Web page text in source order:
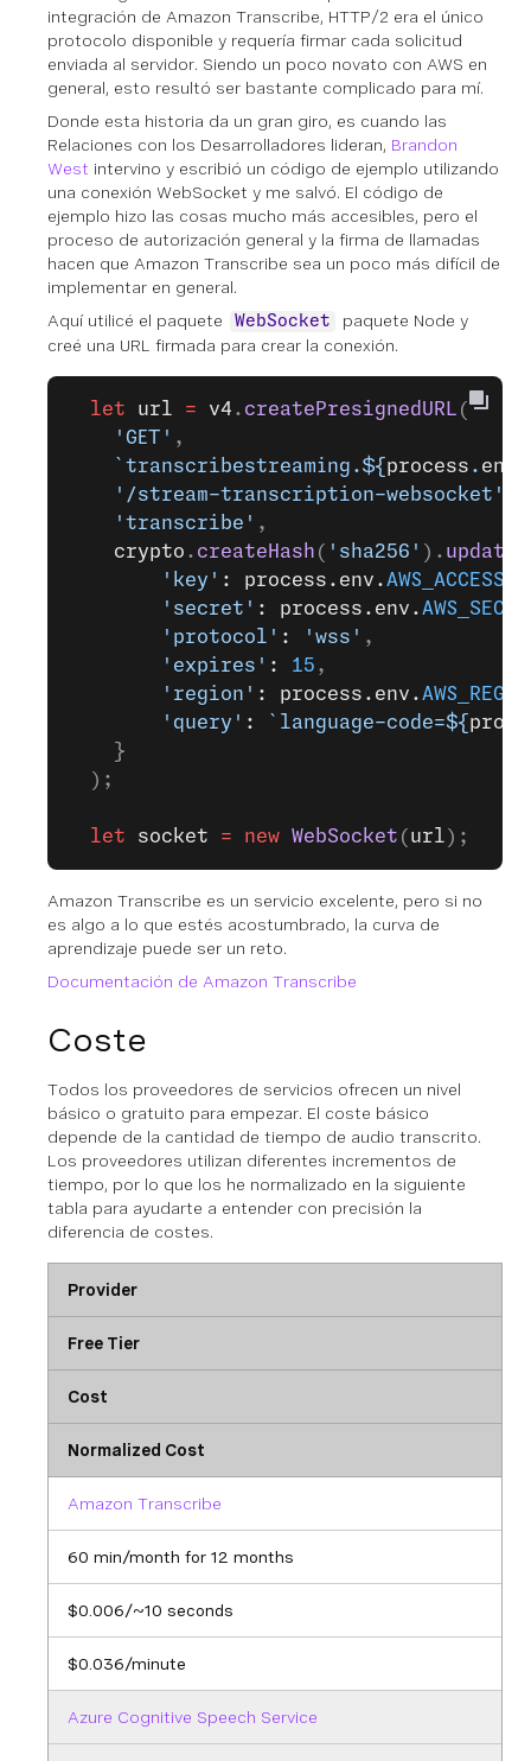
integración de Amazon Transcribe, HTTP/2 era el único
protocolo disponible y requería firmar cada solicitud
enviada al servidor. Siendo un poco novato con AWS en
general, esto resultó ser bastante complicado para mí.
Donde esta historia da un gran giro, es cuando las
Relaciones con los Desarrolladores lideran, Brandon
West intervino y escribió un código de ejemplo utilizando
una conexión WebSocket y me salvó. El código de
ejemplo hizo las cosas mucho más accesibles, pero el
proceso de autorización general y la firma de llamadas
hacen que Amazon Transcribe sea un poco más difícil de
implementar en general.
Aquí utilicé el paquete
WebSocket
paquete Node y
creé una URL firmada para crear la conexión.
  let
url = v4 . createPresignedURL (
    'GET'
,
    `transcribestreaming.${
process . env
    '/stream-transcription-websocket'
    'transcribe'
,
    crypto
. createHash ( 'sha256' ). update
        'key'
: process.env.
        'secret'
: process.env.
        'protocol'
: 'wss' ,
        'expires'
: 15 ,
        'region'
: process.env.
        'query'
: `language-code=${
    }
  );
  let
socket = new WebSocket ( url );
Amazon Transcribe es un servicio excelente, pero si no
es algo a lo que estés acostumbrado, la curva de
aprendizaje puede ser un reto.
Documentación de Amazon Transcribe
Coste
Todos los proveedores de servicios ofrecen un nivel
básico o gratuito para empezar. El coste básico
depende de la cantidad de tiempo de audio transcrito.
Los proveedores utilizan diferentes incrementos de
tiempo, por lo que los he normalizado en la siguiente
tabla para ayudarte a entender con precisión la
diferencia de costes.
Provider
Free Tier
Cost
Normalized Cost
Amazon Transcribe
60 min/month for 12 months
$0.006/~10 seconds
$0.036/minute
Azure Cognitive Speech Service